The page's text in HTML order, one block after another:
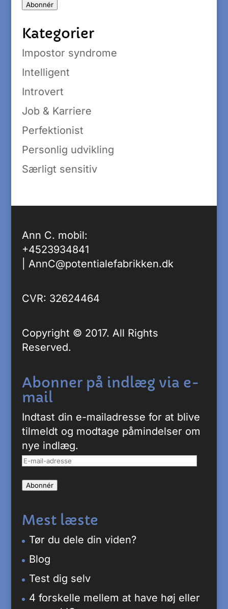
Abonnér
Kategorier
Impostor syndrome
Intelligent
Introvert
Job & Karriere
Perfektionist
Personlig udvikling
Særligt sensitiv
Ann C. mobil:
+4523934841
AnnC@potentialefabrikken.dk
CVR: 32624464
Copyright © 2017. All Rights
Reserved.
Abonner på indlæg via e-
mail
Indtast din e-mailadresse for at blive
tilmeldt og modtage påmindelser om
nye indlæg.
E-
adresse
Abonnér
Mest læste
Tør du dele din viden?
Blog
Test dig selv
4 forskelle mellem at have høj eller